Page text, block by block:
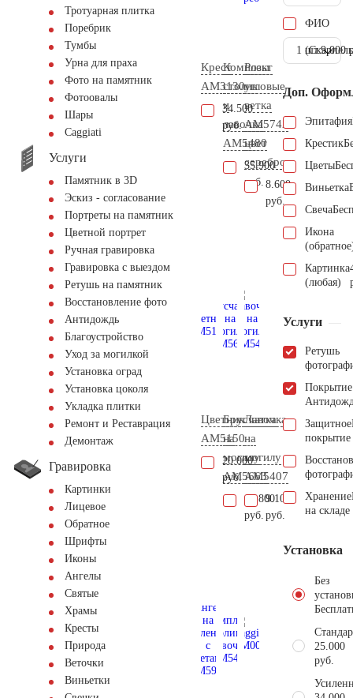
Тротуарная плитка
Поребрик
Тумбы
Урна для праха
Фото на памятник
Фотоовалы
Шары
Сaggiati
Услуги
Памятник в 3D
Эскиз - согласование
Портреты на памятник
Цветной портрет
Ручная гравировка
Гравировка с выездом
Ретушь на памятник
Восстановление фото
Антидождь
Благоустройство
Уход за могилкой
Установка оград
Установка цоколя
Укладка плитки
Ремонт и Реставрация
Демонтаж
Гравировка
Картинки
Лицевое
Обратное
Шрифты
Иконы
Ангелы
Святые
Храмы
Кресты
Природа
Веточки
Виньетки
Крест
AM3130
34.500
руб.
Комплект
столик
и
лавочка
AM5480
35.900
руб.
Розы
угловые
ветка
AM5742
цвет
серебро
8.600
руб.
Цветник
AM5150
20.000
руб.
Брусчатка
на
могилу
AM5663
12.800
руб.
Лавочка
на
могилу
AM5407
9.100
руб.
ФИО
1 шт.9.000
Доп.
Эпитафия
Крестик
Цветы
Виньетка
Свеча
Икона
Картинка
(любая)
Услуги
Ретушь
Покрытие
Защитное
покрытие
Хранение
на складе
Установка
Без
25.000
руб.